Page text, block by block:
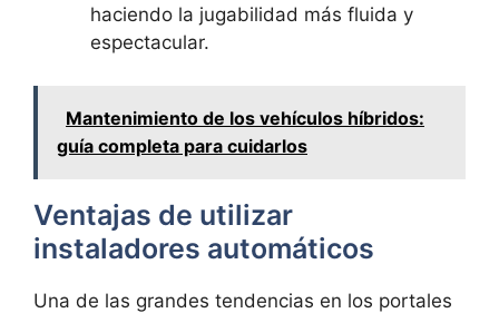
haciendo la jugabilidad más fluida y
espectacular.
Mantenimiento de los vehículos híbridos:
guía completa para cuidarlos
Ventajas de utilizar
instaladores automáticos
Una de las grandes tendencias en los portales